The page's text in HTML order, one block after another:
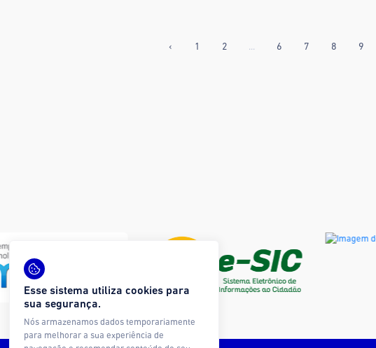
‹ 1 2 ... 6 7 8 9
Esse sistema utiliza cookies para
sua segurança.
Nós armazenamos dados temporariamente
para melhorar a sua experiência de